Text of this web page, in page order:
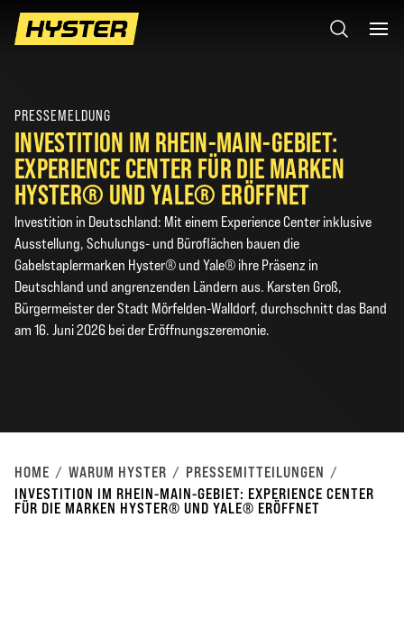
PRESSEMELDUNG
INVESTITION IM RHEIN-MAIN-GEBIET:
EXPERIENCE CENTER FÜR DIE MARKEN
HYSTER® UND YALE® ERÖFFNET
Investition in Deutschland: Mit einem Experience Center inklusive
Ausstellung, Schulungs- und Büroflächen bauen die
Gabelstaplermarken Hyster® und Yale® ihre Präsenz in
Deutschland und angrenzenden Ländern aus. Karsten Groß,
Bürgermeister der Stadt Mörfelden-Walldorf, durchschnitt das Band
am 16. Juni 2026 bei der Eröffnungszeremonie.
HOME WARUM HYSTER
PRESSEMITTEILUNGEN
INVESTITION IM RHEIN-MAIN-GEBIET: EXPERIENCE CENTER
FÜR DIE MARKEN HYSTER® UND YALE® ERÖFFNET